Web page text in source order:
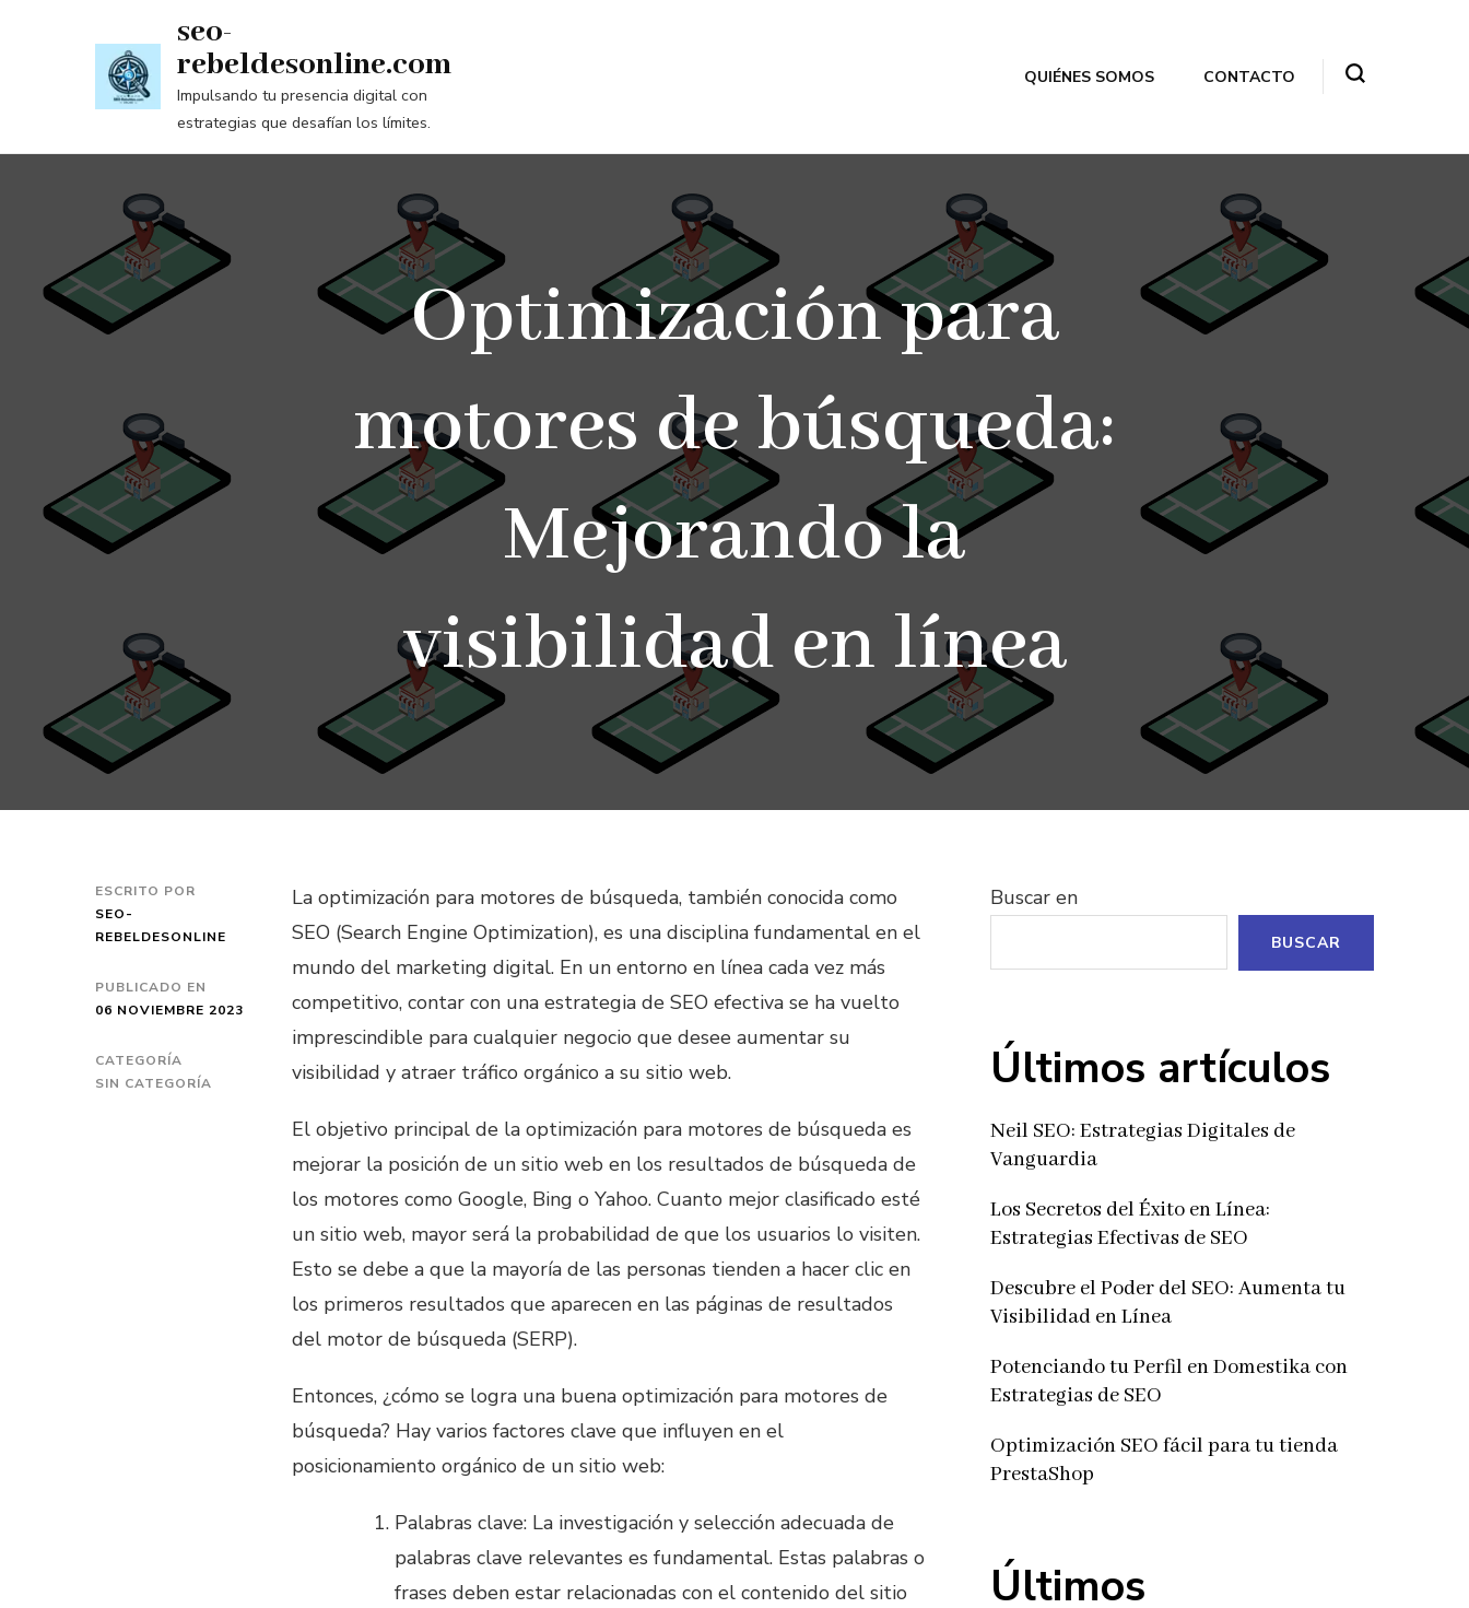
la
seo-
rebeldesonline.com
Impulsando tu presencia digital con
estrategias que desafían los límites.
QUIÉNES SOMOS CONTACTO
Optimización para
motores de búsqueda:
Mejorando la
visibilidad en línea
ESCRITO POR
SEO-
REBELDESONLINE
PUBLICADO EN
06 NOVIEMBRE 2023
CATEGORÍA
SIN CATEGORÍA
La optimización para motores de búsqueda, también conocida como
SEO (Search Engine Optimization), es una disciplina fundamental en el
mundo del marketing digital. En un entorno en línea cada vez más
competitivo, contar con una estrategia de SEO efectiva se ha vuelto
imprescindible para cualquier negocio que desee aumentar su
visibilidad y atraer tráfico orgánico a su sitio web.
El objetivo principal de la optimización para motores de búsqueda es
mejorar la posición de un sitio web en los resultados de búsqueda de
los motores como Google, Bing o Yahoo. Cuanto mejor clasificado esté
un sitio web, mayor será la probabilidad de que los usuarios lo visiten.
Esto se debe a que la mayoría de las personas tienden a hacer clic en
los primeros resultados que aparecen en las páginas de resultados
del motor de búsqueda (SERP).
Entonces, ¿cómo se logra una buena optimización para motores de
búsqueda? Hay varios factores clave que influyen en el
posicionamiento orgánico de un sitio web:
Palabras clave: La investigación y selección adecuada de
palabras clave relevantes es fundamental. Estas palabras o
frases deben estar relacionadas con el contenido del sitio
Buscar en
BUSCAR
Últimos artículos
Neil SEO: Estrategias Digitales de
Vanguardia
Los Secretos del Éxito en Línea:
Estrategias Efectivas de SEO
Descubre el Poder del SEO: Aumenta tu
Visibilidad en Línea
Potenciando tu Perfil en Domestika con
Estrategias de SEO
Optimización SEO fácil para tu tienda
PrestaShop
Últimos